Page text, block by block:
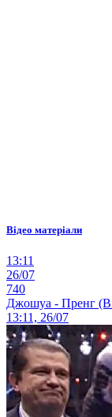
Відео матеріали
13:11
26/07
740
Джошуа - Пренг
13:11, 26/07